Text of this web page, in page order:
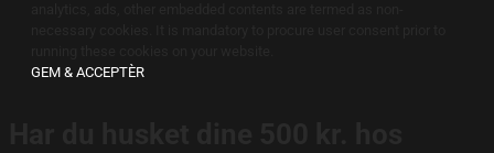
GEM & ACCEPTÈR